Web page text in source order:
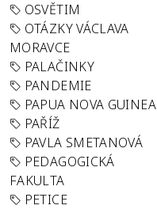
OSVĚTIM
OTÁZKY VÁCLAVA
MORAVCE
PALAČINKY
PANDEMIE
PAPUA NOVA GUINEA
PAŘÍŽ
PAVLA SMETANOVÁ
PEDAGOGICKÁ
FAKULTA
PETICE